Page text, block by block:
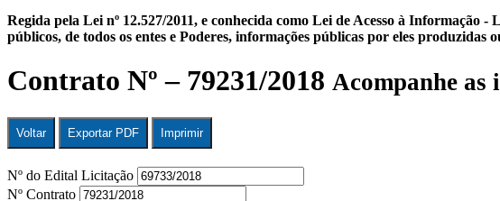
Regida pela Lei nº 12.527/2011, e conhecida como Lei de Acesso à
públicos, de todos os entes e Poderes, informações públicas por eles produzidas
Contrato Nº – 79231/2018 Acompanhe as
Voltar Exportar PDF Imprimir
Nº do Edital Licitação
Nº Contrato